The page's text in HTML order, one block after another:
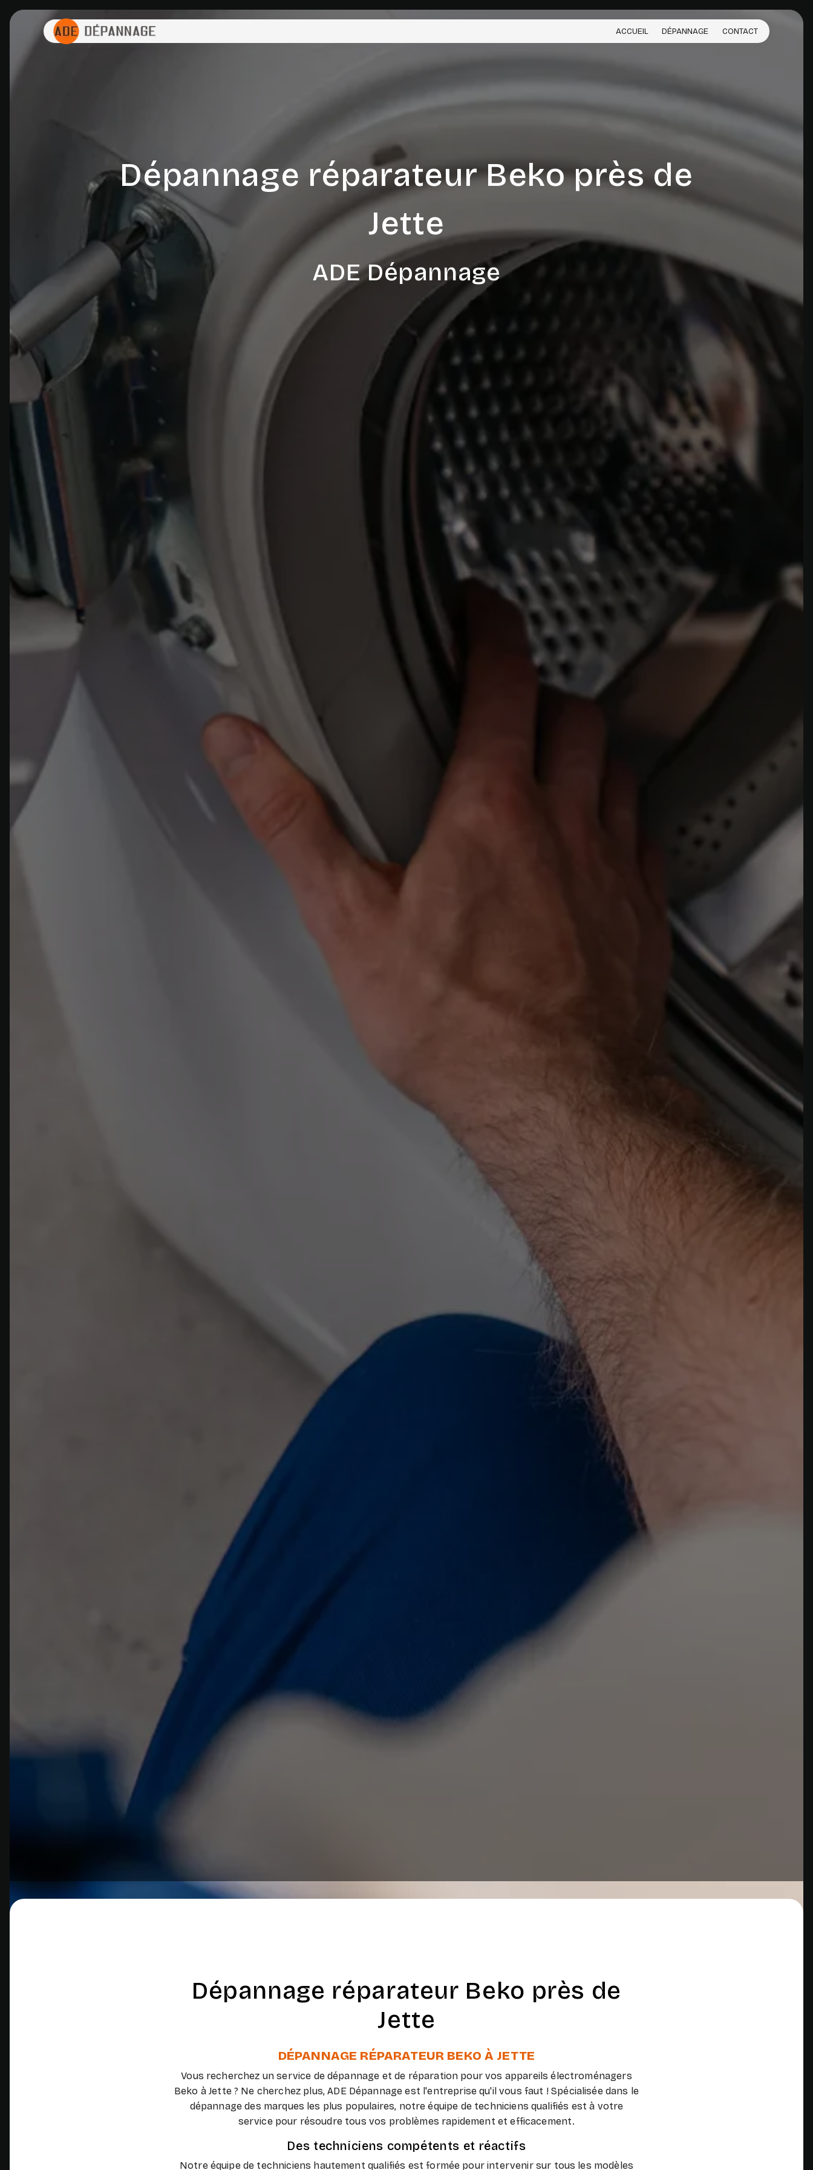
ACCUEIL DÉPANNAGE CONTACT
Dépannage réparateur Beko près de
Jette
ADE Dépannage
Dépannage réparateur Beko près de
Jette
DÉPANNAGE RÉPARATEUR BEKO À JETTE
Vous recherchez un service de dépannage et de réparation pour vos appareils électroménagers
Beko à Jette ? Ne cherchez plus, ADE Dépannage est l'entreprise qu'il vous faut ! Spécialisée dans le
dépannage des marques les plus populaires, notre équipe de techniciens qualifiés est à votre
service pour résoudre tous vos problèmes rapidement et efficacement.
Des techniciens compétents et réactifs
Notre équipe de techniciens hautement qualifiés est formée pour intervenir sur tous les modèles